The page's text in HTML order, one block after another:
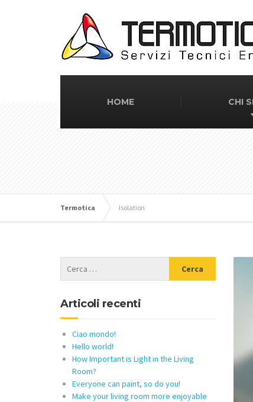
HOME CHI
Termotica Isolation
Articoli recenti
Ciao mondo!
Hello world!
How Important is Light in the Living
Room?
Everyone can paint, so do you!
Make your living room more enjoyable